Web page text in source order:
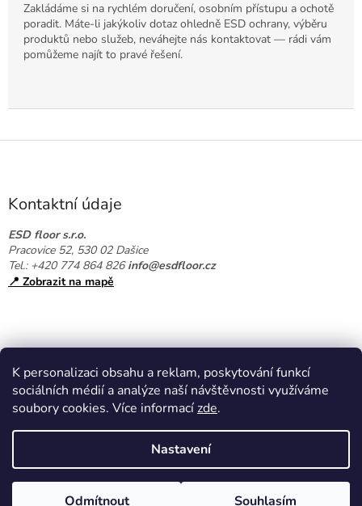
K personalizaci obsahu a reklam, poskytování funkcí
sociálních médií a analýze naší návštěvnosti využíváme
soubory cookies. Více informacízde.
Nastavení
Odmítnout Souhlasím
Zakládáme si na rychlém doručení, osobním přístupu a ochotě
poradit. Máte-li jakýkoliv dotaz ohledně ESD ochrany, výběru
produktů nebo služeb, neváhejte nás kontaktovat — rádi vám
pomůžeme najít to pravé řešení.
Z
Kontaktní údaje
ESD floor s.r.o.
Pracovice 52, 530 02 Dašice
Tel.: +420 774 864 826info@esdfloor.cz
📍 Zobrazit na mapě
Copyright 2026EPAshop.cz. Všechna práva vyhrazena.Upravit